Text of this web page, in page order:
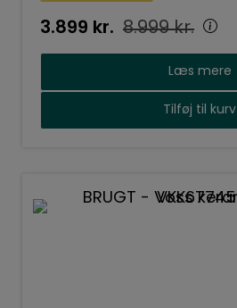
8.999kr.
3.899 kr.
Læs mere
Tilføj til kurv